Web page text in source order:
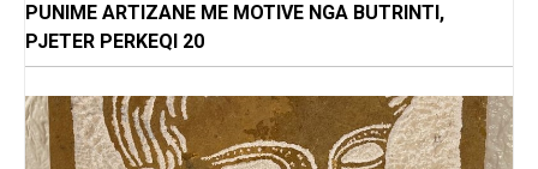
PUNIME ARTIZANE ME MOTIVE NGA BUTRINTI,
PJETER PERKEQI 20